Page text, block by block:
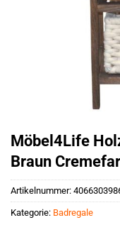
Möbel4Life
Braun
Artikelnummer:
Kategorie: Badregale